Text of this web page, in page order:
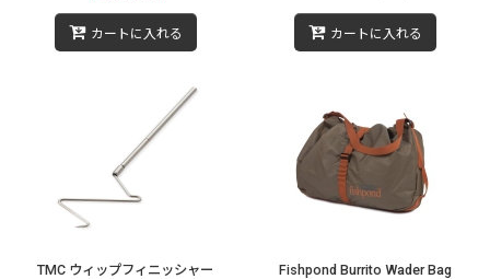
カートに入れる カートに入れる
TMC ウィップフィニッシャー Fishpond Burrito Wader Bag